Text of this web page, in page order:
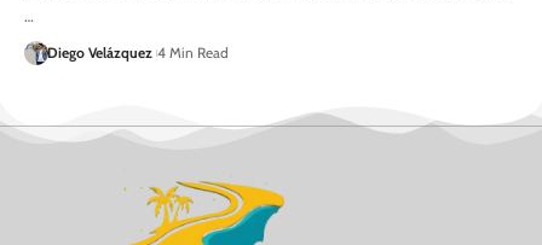
…
Diego Velázquez 4 Min Read